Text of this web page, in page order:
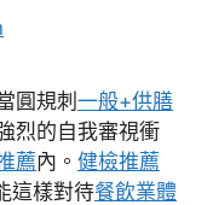
圓規刺 一般+供膳
烈的自我審視衝
薦內。 健檢推薦
這樣對待餐飲業體